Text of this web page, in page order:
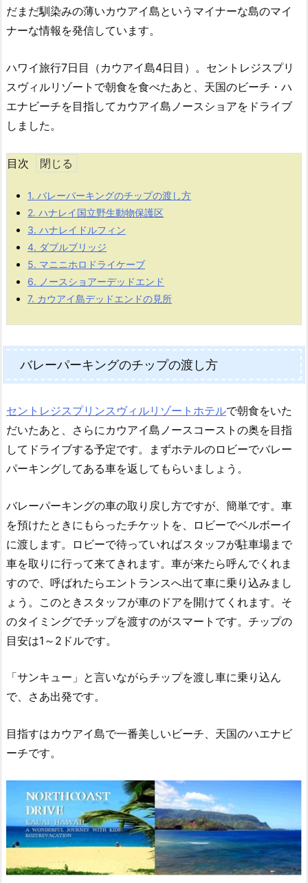
だまだ馴染みの薄いカウアイ島というマイナーな島のマイ
ナーな情報を発信しています。
ハワイ旅行7日目（カウアイ島4日目）。セントレジスプリ
スヴィルリゾートで朝食を食べたあと、天国のビーチ・ハ
エナビーチを目指してカウアイ島ノースショアをドライブ
しました。
目次
1. バレーパーキングのチップの渡し方
2. ハナレイ国立野生動物保護区
3. ハナレイドルフィン
4. ダブルブリッジ
5. マニニホロドライケーブ
6. ノースショアーデッドエンド
7. カウアイ島デッドエンドの見所
バレーパーキングのチップの渡し方
セントレジスプリンスヴィルリゾートホテルで朝食をいた
だいたあと、さらにカウアイ島ノースコーストの奥を目指
してドライブする予定です。まずホテルのロビーでバレー
パーキングしてある車を返してもらいましょう。
バレーパーキングの車の取り戻し方ですが、簡単です。車
を預けたときにもらったチケットを、ロビーでベルボーイ
に渡します。ロビーで待っていればスタッフが駐車場まで
車を取りに行って来てきれます。車が来たら呼んでくれま
すので、呼ばれたらエントランスへ出て車に乗り込みまし
ょう。このときスタッフが車のドアを開けてくれます。そ
のタイミングでチップを渡すのがスマートです。チップの
目安は1～2ドルです。
「サンキュー」と言いながらチップを渡し車に乗り込ん
で、さあ出発です。
目指すはカウアイ島で一番美しいビーチ、天国のハエナビ
ーチです。